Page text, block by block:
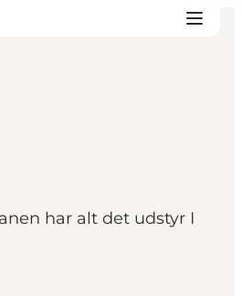
har alt det udstyr I